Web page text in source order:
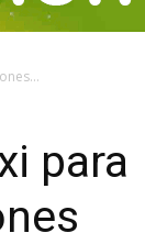
para